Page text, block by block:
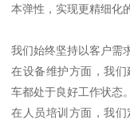
本弹性，实现更精细化
我们始终坚持以客户需
在设备维护方面，我
车都处于良好工作状态。
在人员培训方面，我